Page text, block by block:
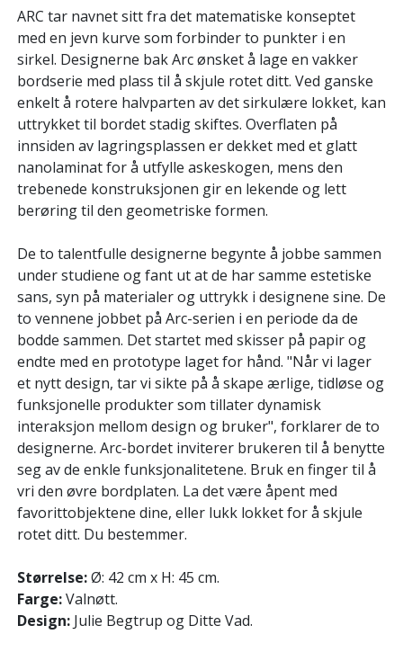
ARC tar navnet sitt fra det matematiske konseptet
med en jevn kurve som forbinder to punkter i en
sirkel. Designerne bak Arc ønsket å lage en vakker
bordserie med plass til å skjule rotet ditt. Ved ganske
enkelt å rotere halvparten av det sirkulære lokket, kan
uttrykket til bordet stadig skiftes. Overflaten på
innsiden av lagringsplassen er dekket med et glatt
nanolaminat for å utfylle askeskogen, mens den
trebenede konstruksjonen gir en lekende og lett
berøring til den geometriske formen.
De to talentfulle designerne begynte å jobbe sammen
under studiene og fant ut at de har samme estetiske
sans, syn på materialer og uttrykk i designene sine. De
to vennene jobbet på Arc-serien i en periode da de
bodde sammen. Det startet med skisser på papir og
endte med en prototype laget for hånd. "Når vi lager
et nytt design, tar vi sikte på å skape ærlige, tidløse og
funksjonelle produkter som tillater dynamisk
interaksjon mellom design og bruker", forklarer de to
designerne. Arc-bordet inviterer brukeren til å benytte
seg av de enkle funksjonalitetene. Bruk en finger til å
vri den øvre bordplaten. La det være åpent med
favorittobjektene dine, eller lukk lokket for å skjule
rotet ditt. Du bestemmer.
Størrelse:Ø: 42 cm x H: 45 cm.
Farge:Valnøtt.
Design: Julie Begtrup og Ditte Vad.